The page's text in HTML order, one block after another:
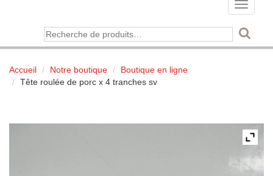
Toggle
Recherche
pour :
Accueil Notre boutique
Boutique en ligne
Tête roulée de porc x 4 tranches sv